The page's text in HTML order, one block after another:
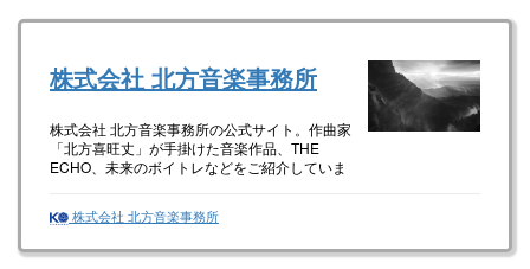
株式会社 北方音楽事務所
株式会社 北方音楽事務所の公式サイト。作曲家
「北方喜旺丈」が手掛けた音楽作品、THE
ECHO、未来のボイトレなどをご紹介していま
株式会社 北方音楽事務所